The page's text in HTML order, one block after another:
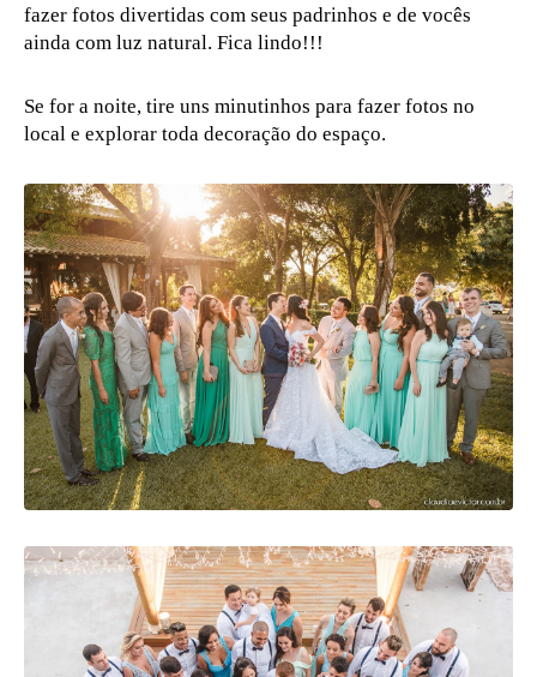
fazer fotos divertidas com seus padrinhos e de vocês
ainda com luz natural. Fica lindo!!!
Se for a noite, tire uns minutinhos para fazer fotos no
local e explorar toda decoração do espaço.